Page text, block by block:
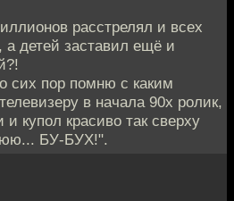
расстрелял и всех
детей заставил ещё и
сих пор помню с каким
в начала 90х ролик,
купол красиво так сверху
БУ-БУХ!".